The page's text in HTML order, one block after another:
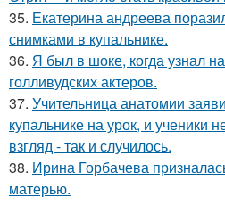
35. Екатерина андреева
снимками в купальнике.
36. Я был в шоке, когда узнал
голливудских актеров.
37. Учительница анатомии
купальнике на урок, и ученики
взгляд - так и случилось.
38. Ирина Горбачева
матерью.